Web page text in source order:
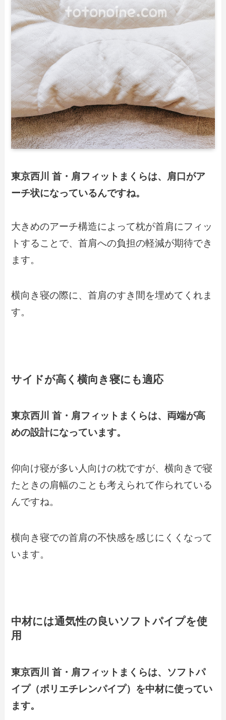
東京西川 首・肩フィットまくらは、肩口がア
ーチ状になっているんですね。
大きめのアーチ構造によって枕が首肩にフィッ
トすることで、首肩への負担の軽減が期待でき
ます。
横向き寝の際に、首肩のすき間を埋めてくれま
す。
サイドが高く横向き寝にも適応
東京西川 首・肩フィットまくらは、両端が高
めの設計になっています。
仰向け寝が多い人向けの枕ですが、横向きで寝
たときの肩幅のことも考えられて作られている
んですね。
横向き寝での首肩の不快感を感じにくくなって
います。
中材には通気性の良いソフトパイプを使
用
東京西川 首・肩フィットまくらは、ソフトパ
イプ（ポリエチレンパイプ）を中材に使ってい
ます。